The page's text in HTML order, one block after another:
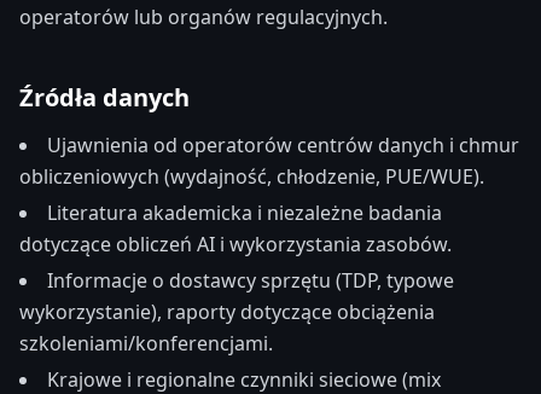
operatorów lub organów regulacyjnych.
Źródła danych
Ujawnienia od operatorów centrów danych i chmur
obliczeniowych (wydajność, chłodzenie, PUE/WUE).
Literatura akademicka i niezależne badania
dotyczące obliczeń AI i wykorzystania zasobów.
Informacje o dostawcy sprzętu (TDP, typowe
wykorzystanie), raporty dotyczące obciążenia
szkoleniami/konferencjami.
Krajowe i regionalne czynniki sieciowe (mix